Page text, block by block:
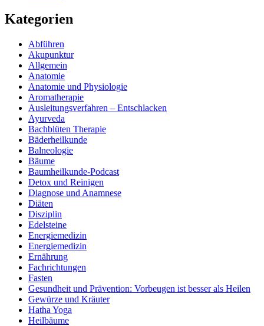
Kategorien
Abführen
Akupunktur
Allgemein
Anatomie
Anatomie und Physiologie
Aromatherapie
Ausleitungsverfahren – Entschlacken
Ayurveda
Bachblüten Therapie
Bäderheilkunde
Balneologie
Bäume
Baumheilkunde-Podcast
Detox und Reinigen
Diagnose und Anamnese
Diäten
Disziplin
Edelsteine
Energiemedizin
Energiemedizin
Ernährung
Fachrichtungen
Fasten
Gesundheit und Prävention: Vorbeugen ist besser als Heilen
Gewürze und Kräuter
Hatha Yoga
Heilbäume